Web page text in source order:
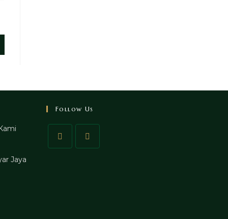
Jaya
Follow Us